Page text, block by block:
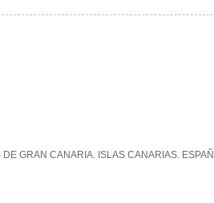
DE GRAN CANARIA. ISLAS CANARIAS.